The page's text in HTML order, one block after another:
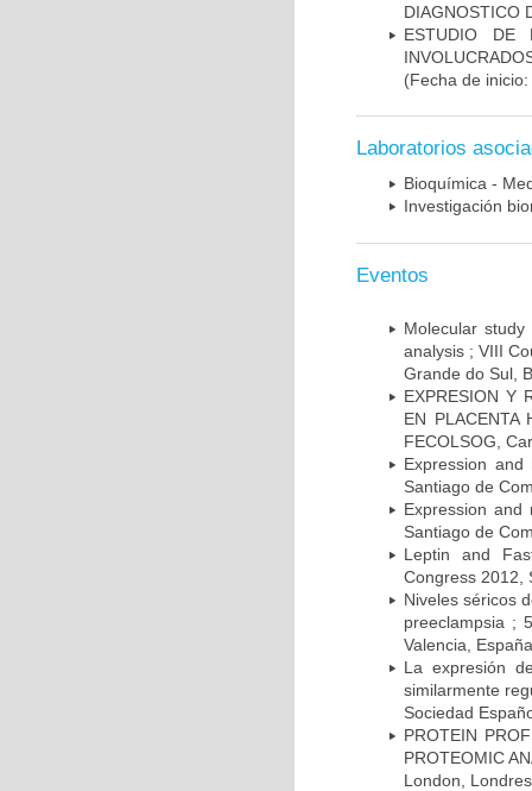
DIAGNOSTICO
ESTUDIO DE
(Fecha de
Laboratorios
Bioquímica -
Investigación
Eventos
Molecular
analysis ; VIII
Grande do Sul,
EXPRESION Y
EN
FECOLSOG,
Expression
Santiago de
Expression
Santiago de
Leptin and
Congress 2012,
Niveles séricos
preeclampsia ;
Valencia,
La expresión
similarmente
Sociedad
PROTEIN
PROTEOMIC
London,